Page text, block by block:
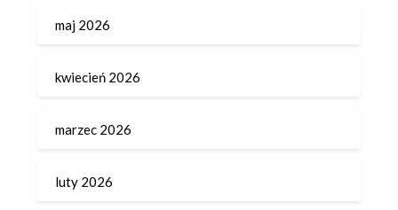
maj 2026
kwiecień 2026
marzec 2026
luty 2026